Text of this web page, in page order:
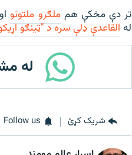
تر دې مخکې همملګرو ملتونو
له القاعدې ډلې سره د "ټینګو
له
شریک کړئ Follow us